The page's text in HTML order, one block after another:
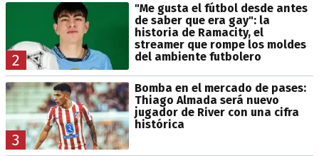
2
"Me gusta el fútbol desde antes
de saber que era gay": la
historia de Ramacity, el
streamer que rompe los moldes
del ambiente futbolero
3
Bomba en el mercado de pases:
Thiago Almada será nuevo
jugador de River con una cifra
histórica